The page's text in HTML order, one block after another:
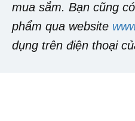
mua sắm. Bạn cũng
phẩm qua website
dụng trên điện thoại